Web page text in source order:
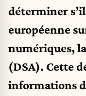
déterminer
européenne
numériques,
(DSA). Cette
informations